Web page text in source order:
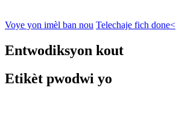
Voye yon imèl ban nou Telechaje fich done<
Entwodiksyon kout
Etikèt pwodwi yo